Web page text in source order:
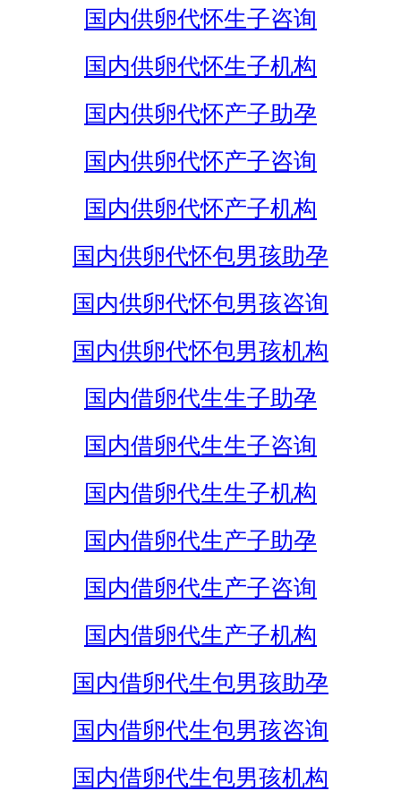
国内供卵代怀生子咨询
国内供卵代怀生子机构
国内供卵代怀产子助孕
国内供卵代怀产子咨询
国内供卵代怀产子机构
国内供卵代怀包男孩助孕
国内供卵代怀包男孩咨询
国内供卵代怀包男孩机构
国内借卵代生生子助孕
国内借卵代生生子咨询
国内借卵代生生子机构
国内借卵代生产子助孕
国内借卵代生产子咨询
国内借卵代生产子机构
国内借卵代生包男孩助孕
国内借卵代生包男孩咨询
国内借卵代生包男孩机构